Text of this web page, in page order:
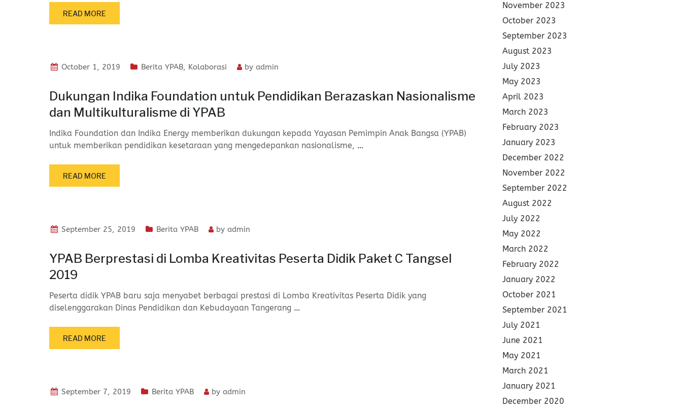
READ MORE
October 1, 2019 Berita YPAB, Kolaborasi by admin
Dukungan Indika Foundation untuk Pendidikan Berazaskan Nasionalisme
dan Multikulturalisme di YPAB
Indika Foundation dan Indika Energy memberikan dukungan kepada Yayasan Pemimpin Anak Bangsa (YPAB)
untuk memberikan pendidikan kesetaraan yang mengedepankan nasionalisme, …
READ MORE
September 25, 2019 Berita YPAB by admin
YPAB Berprestasi di Lomba Kreativitas Peserta Didik Paket C Tangsel
2019
Peserta didik YPAB baru saja menyabet berbagai prestasi di Lomba Kreativitas Peserta Didik yang
diselenggarakan Dinas Pendidikan dan Kebudayaan Tangerang …
READ MORE
September 7, 2019 Berita YPAB by admin
November 2023
October 2023
September 2023
August 2023
July 2023
May 2023
April 2023
March 2023
February 2023
January 2023
December 2022
November 2022
September 2022
August 2022
July 2022
May 2022
March 2022
February 2022
January 2022
October 2021
September 2021
July 2021
June 2021
May 2021
March 2021
January 2021
December 2020